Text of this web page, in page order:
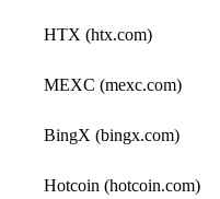
HTX (htx.com)
MEXC (mexc.com)
BingX (bingx.com)
Hotcoin (hotcoin.com)